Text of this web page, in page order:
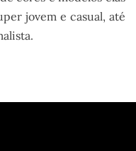
jovem e casual, até